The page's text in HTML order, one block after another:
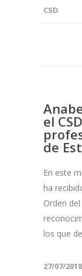
CSD
el
de
En este
ha
Orden
los que
27/07/2018